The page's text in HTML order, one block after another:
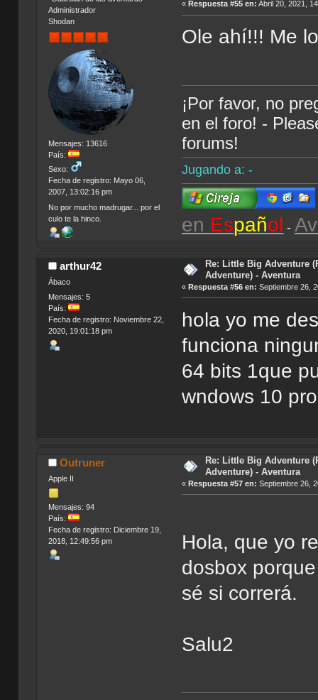
Administrador
Shodan
Mensajes: 13616
País:
Sexo:
Fecha de registro: Mayo 06,
2007, 13:02:16 pm
No por mucho madrugar... por el
culo te la hinco.
«Respuesta #55 en: Abril 20, 2021,
Ole ahí!!! Me
¡Por favor, no
en el foro! -
forums!
Jugando a: -
en Español -
arthur42
Ábaco
Mensajes: 5
País:
Fecha de registro: Noviembre 22,
2020, 19:01:18 pm
Re: Little Big Adventure
Adventure) - Aventura
«Respuesta #56 en: Septiembre 26,
hola yo me
funciona
64 bits 1que
wndows 10
Outruner
Apple II
Mensajes: 94
País:
Fecha de registro: Diciembre 19,
2018, 12:49:56 pm
Re: Little Big Adventure
Adventure) - Aventura
«Respuesta #57 en: Septiembre 26,
Hola, que yo
dosbox
sé si correrá.
Salu2